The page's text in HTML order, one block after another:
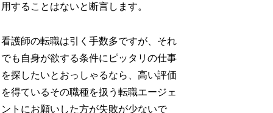
用することはないと断言します。
看護師の転職は引く手数多ですが、それ
でも自身が欲する条件にピッタリの仕事
を探したいとおっしゃるなら、高い評価
を得ているその職種を扱う転職エージェ
ントにお願いした方が失敗が少ないで